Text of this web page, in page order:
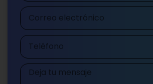
Correo
electrónico
Teléfono
Mensaje